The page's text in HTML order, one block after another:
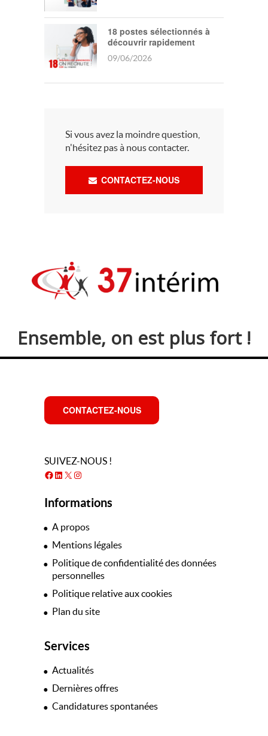
18 postes sélectionnés à
découvrir rapidement
09/06/2026
Si vous avez la moindre question,
n'hésitez pas à nous contacter.
CONTACTEZ-NOUS
Ensemble, on est plus fort !
CONTACTEZ-NOUS
SUIVEZ-NOUS !
Facebook
LinkedIn
X Instagram
Informations
A propos
Mentions légales
Politique de confidentialité des données
personnelles
Politique relative aux cookies
Plan du site
Services
Actualités
Dernières offres
Candidatures spontanées